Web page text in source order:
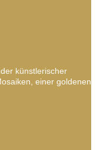
künstlerischer
einer goldenen